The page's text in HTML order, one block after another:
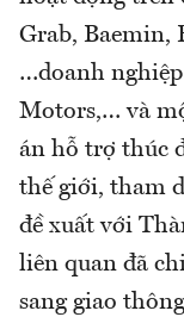
Grab, Baemin,
…doanh
Motors,… và
án hỗ trợ thúc
thế giới, tham
đề xuất với
liên quan đã
sang giao